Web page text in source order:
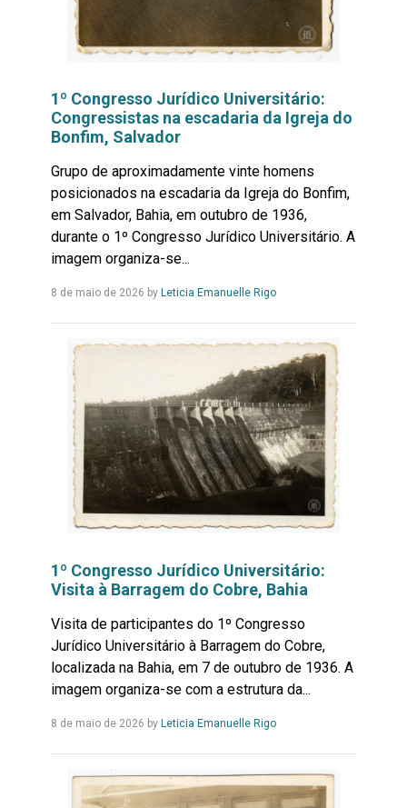
1º Congresso Jurídico Universitário:
Congressistas na escadaria da Igreja do
Bonfim, Salvador
Grupo de aproximadamente vinte homens
posicionados na escadaria da Igreja do Bonfim,
em Salvador, Bahia, em outubro de 1936,
durante o 1º Congresso Jurídico Universitário. A
imagem organiza-se...
8 de maio de 2026 by Leticia Emanuelle RigoLeia
1º Congresso Jurídico Universitário:
Visita à Barragem do Cobre, Bahia
Visita de participantes do 1º Congresso
Jurídico Universitário à Barragem do Cobre,
localizada na Bahia, em 7 de outubro de 1936. A
imagem organiza-se com a estrutura da...
8 de maio de 2026 by Leticia Emanuelle RigoLeia